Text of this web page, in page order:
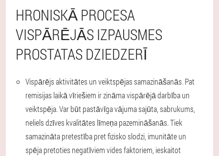
HRONISKĀ PROCESA
VISPĀRĒJĀS IZPAUSMES
PROSTATAS DZIEDZERĪ
Vispārējs aktivitātes un veiktspējas samazināšanās.Pat
remisijas laikā vīriešiem ir zināma vispārējā darbība un
veiktspēja. Var būt pastāvīga vājuma sajūta, sabrukums,
neliels dzīves kvalitātes līmeņa pazemināšanās. Tiek
samazināta pretestība pret fizisko slodzi, imunitāte un
spēja pretoties negatīviem vides faktoriem, ieskaitot